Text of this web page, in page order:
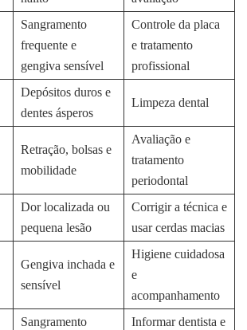
Sangramento
frequente e
gengiva sensível
Controle da placa
e tratamento
profissional
Depósitos duros e
dentes ásperos
Limpeza dental
Retração, bolsas e
mobilidade
Avaliação e
tratamento
periodontal
Dor localizada ou
pequena lesão
Corrigir a técnica e
usar cerdas macias
Gengiva inchada e
sensível
Higiene cuidadosa
e
acompanhamento
Sangramento
Informar dentista e